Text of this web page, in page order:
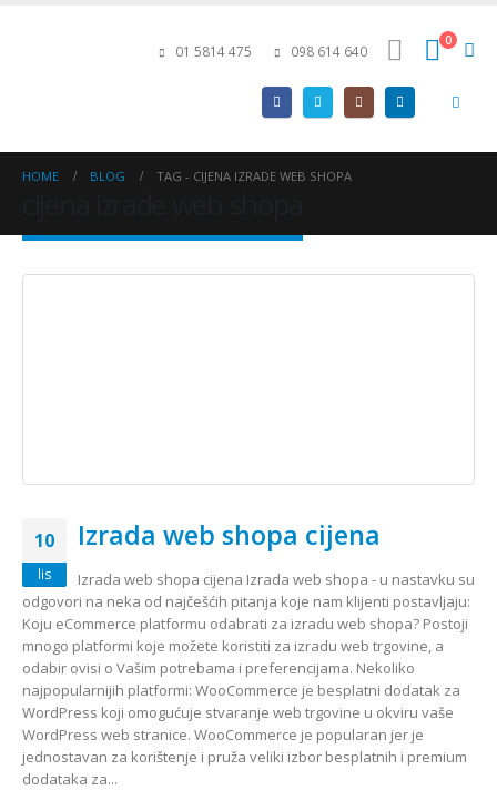
01 5814 475 098 614 640
0
HOME BLOG TAG - CIJENA IZRADE WEB SHOPA
10
lis
Izrada web shopa cijena
Izrada web shopa cijena Izrada web shopa - u nastavku su
odgovori na neka od najčešćih pitanja koje nam klijenti postavljaju:
Koju eCommerce platformu odabrati za izradu web shopa? Postoji
mnogo platformi koje možete koristiti za izradu web trgovine, a
odabir ovisi o Vašim potrebama i preferencijama. Nekoliko
najpopularnijih platformi: WooCommerce je besplatni dodatak za
WordPress koji omogućuje stvaranje web trgovine u okviru vaše
WordPress web stranice. WooCommerce je popularan jer je
jednostavan za korištenje i pruža veliki izbor besplatnih i premium
dodataka za...